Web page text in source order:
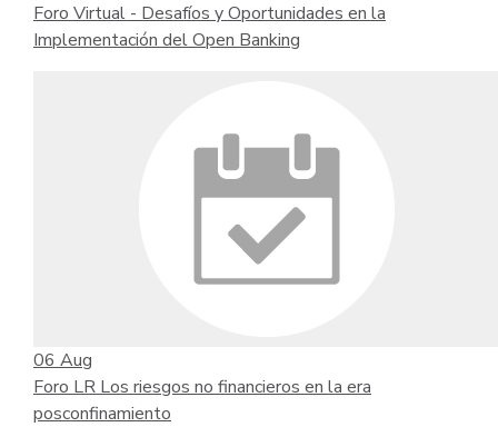
Foro Virtual - Desafíos y Oportunidades en la
Implementación del Open Banking
06 Aug
Foro LR Los riesgos no financieros en la era
posconfinamiento